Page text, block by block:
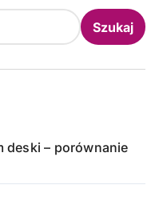
Szukaj
deski – porównanie